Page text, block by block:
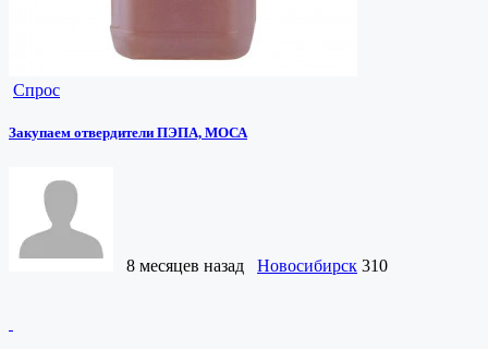
Спрос
Закупаем отвердители ПЭПА, МОСА
8 месяцев назад Новосибирск 310